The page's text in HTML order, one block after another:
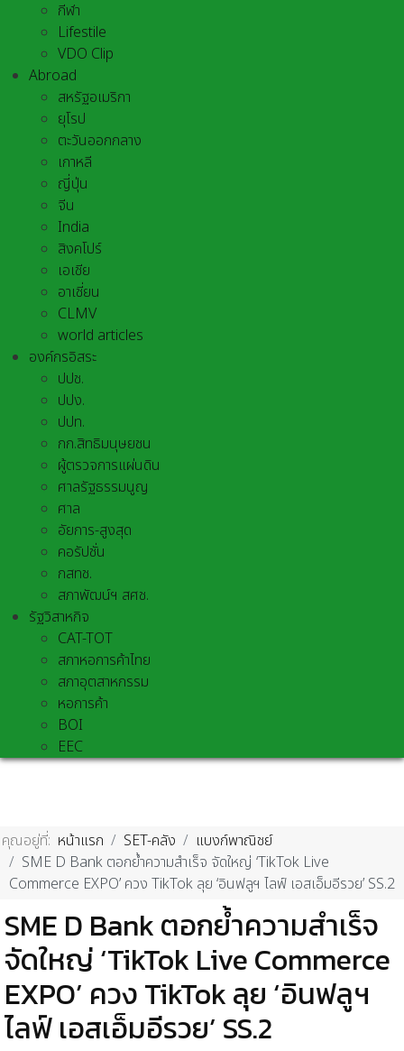
กีฬา
Lifestile
VDO Clip
Abroad
สหรัฐอเมริกา
ยุโรป
ตะวันออกกลาง
เกาหลี
ญี่ปุ่น
จีน
India
สิงคโปร์
เอเชีย
อาเชี่ยน
CLMV
world articles
องค์กรอิสระ
ปปช.
ปปง.
ปปท.
กก.สิทธิมนุษยชน
ผู้ตรวจการแผ่นดิน
ศาลรัฐธรรมนูญ
ศาล
อัยการ-สูงสุด
คอรัปชั่น
กสทช.
สภาพัฒน์ฯ สศช.
รัฐวิสาหกิจ
CAT-TOT
สภาหอการค้าไทย
สภาอุตสาหกรรม
หอการค้า
BOI
EEC
คุณอยู่ที่: หน้าแรก SET-คลัง
แบงก์พาณิชย์
SME D Bank ตอกย้ำความสำเร็จ จัดใหญ่ ‘TikTok Live
Commerce EXPO’ ควง TikTok ลุย ‘อินฟลูฯ ไลฟ์ เอสเอ็มอีรวย’ SS.2
SME D Bank ตอกย้ำความสำเร็จ
จัดใหญ่ ‘TikTok Live Commerce
EXPO’ ควง TikTok ลุย ‘อินฟลูฯ
ไลฟ์ เอสเอ็มอีรวย’ SS.2